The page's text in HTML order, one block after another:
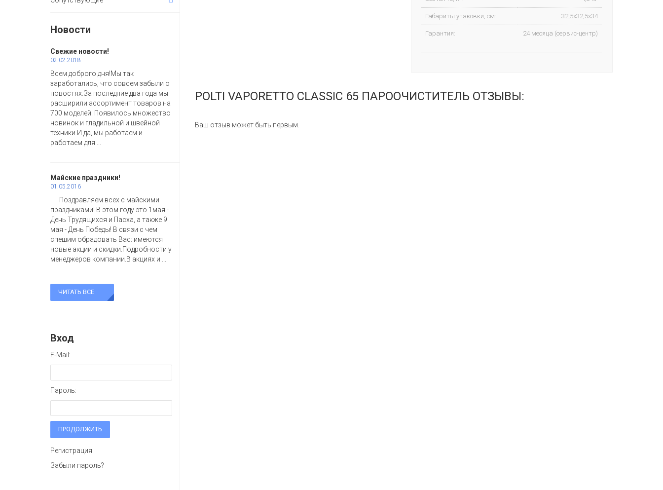
Габариты упаковки, см: 32,5x32,5x34
Гарантия: 24 месяца (сервис-центр)
POLTI VAPORETTO CLASSIC 65 ПАРООЧИСТИТЕЛЬ ОТЗЫВЫ:
Ваш отзыв может быть первым.
Новости
Свежие новости!
02.02.2018
Всем доброго дня!Мы так
заработались, что совсем забыли о
новостях.За последние два года мы
расширили ассортимент товаров на
700 моделей. Появилось множество
новинок и гладильной и швейной
техники.И да, мы работаем и
работаем для ...
Майские праздники!
01.05.2016
Поздравляем всех с майскими
праздниками! В этом году это 1мая -
День Трудящихся и Пасха, а также 9
мая - День Победы! В связи с чем
спешим обрадовать Вас: имеются
новые акции и скидки.Подробности у
менеджеров компании.В акциях и ...
ЧИТАТЬ ВСЕ
Вход
E-Mail:
Пароль:
ПРОДОЛЖИТЬ
Регистрация
Забыли пароль?